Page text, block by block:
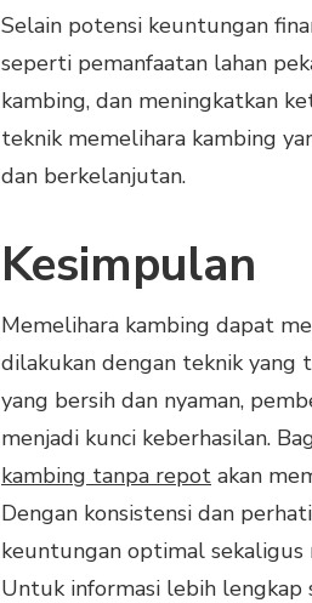
Selain potensi keuntungan
seperti pemanfaatan lahan
kambing, dan meningkatkan
teknik memelihara kambing
dan berkelanjutan.
Kesimpulan
Memelihara kambing dapat
dilakukan dengan teknik yang
yang bersih dan nyaman,
menjadi kunci keberhasilan.
kambing tanpa repot akan
Dengan konsistensi dan
keuntungan optimal sekaligus
Untuk informasi lebih